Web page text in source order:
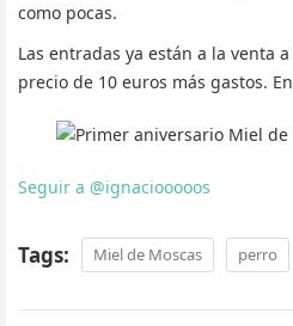
como pocas.
Las entradas ya están a la venta
precio de 10 euros más gastos.
Seguir a @ignaciooooos
Tags: Miel de Moscas perro